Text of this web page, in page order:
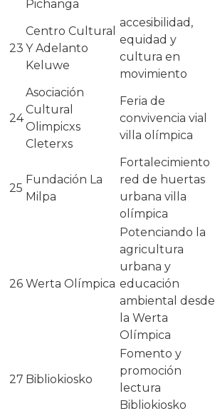
Pichanga
23
Centro Cultural
Y Adelanto
Keluwe
accesibilidad,
equidad y
cultura en
movimiento
24
Asociación
Cultural
Olimpicxs
Cleterxs
Feria de
convivencia vial
villa olímpica
25
Fundación La
Milpa
Fortalecimiento
red de huertas
urbana villa
olímpica
26 Werta Olímpica
Potenciando la
agricultura
urbana y
educación
ambiental desde
la Werta
Olímpica
27 Bibliokiosko
Fomento y
promoción
lectura
Bibliokiosko